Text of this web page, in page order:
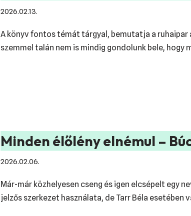
2026.02.13.
A könyv fontos témát tárgyal, bemutatja a
szemmel talán nem is mindig gondolunk bele, hogy
Minden élőlény elnémul –
2026.02.06.
Már-már közhelyesen cseng és igen elcsépelt egy
jelzős szerkezet használata, de Tarr Béla esetében